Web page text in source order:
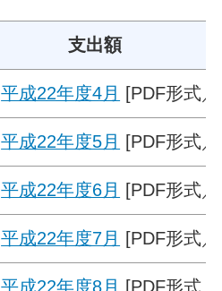
支出額
平成22年度4月 [PDF形式
平成22年度5月 [PDF形式
平成22年度6月 [PDF形式
平成22年度7月 [PDF形式
平成22年度8月 [PDF形式